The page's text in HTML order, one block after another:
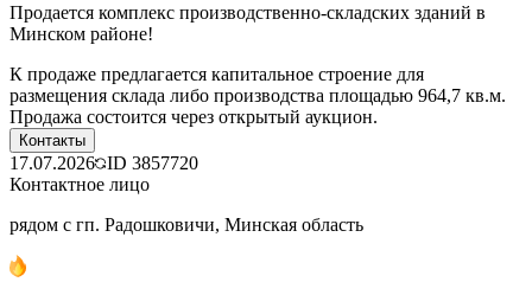
Продается комплекс производственно-складских зданий в
Минском районе!
К продаже предлагается капитальное строение для
размещения склада либо производства площадью 964,7 кв.м.
Продажа состоится через открытый аукцион.
Контакты
17.07.2026 ID 3857720
Контактное лицо
рядом с гп. Радошковичи, Минская область